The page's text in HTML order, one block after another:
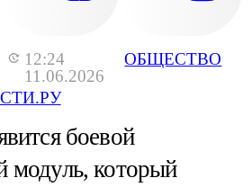
12:24
11.06.2026
ОБЩЕСТВО
боевой
модуль, который